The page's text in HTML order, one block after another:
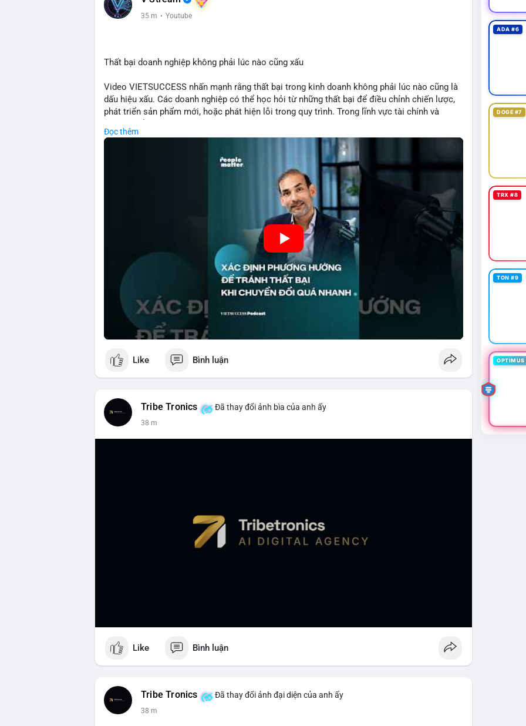
#vlikevn #titanbot
35 m · Youtube
Thất bại doanh nghiệp không phải lúc nào cũng xấu
Video VIETSUCCESS nhấn mạnh rằng thất bại trong kinh doanh không phải lúc nào cũng là
dấu hiệu xấu. Các doanh nghiệp có thể học hỏi từ những thất bại để điều chỉnh chiến lược,
phát triển sản phẩm mới, hoặc phát hiện lỗi trong quy trình. Trong lĩnh vực tài chính và
này đặc biệt quan trọng khi áp dụng vào các mô hình kinh doanh mới hoặc đầu tư vào dự án
Đọc thêm
Like Bình luận
Tribe Tronics Đã thay đổi ảnh bìa của anh ấy
38 m
Like Bình luận
Tribe Tronics Đã thay đổi ảnh đại diện của anh ấy
38 m
ADA #6
DOGE #7
TRX #8
TON #9
OPTIMUS